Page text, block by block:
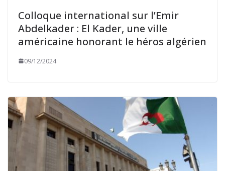
Colloque international sur l’Emir
Abdelkader : El Kader, une ville
américaine honorant le héros algérien
09/12/2024